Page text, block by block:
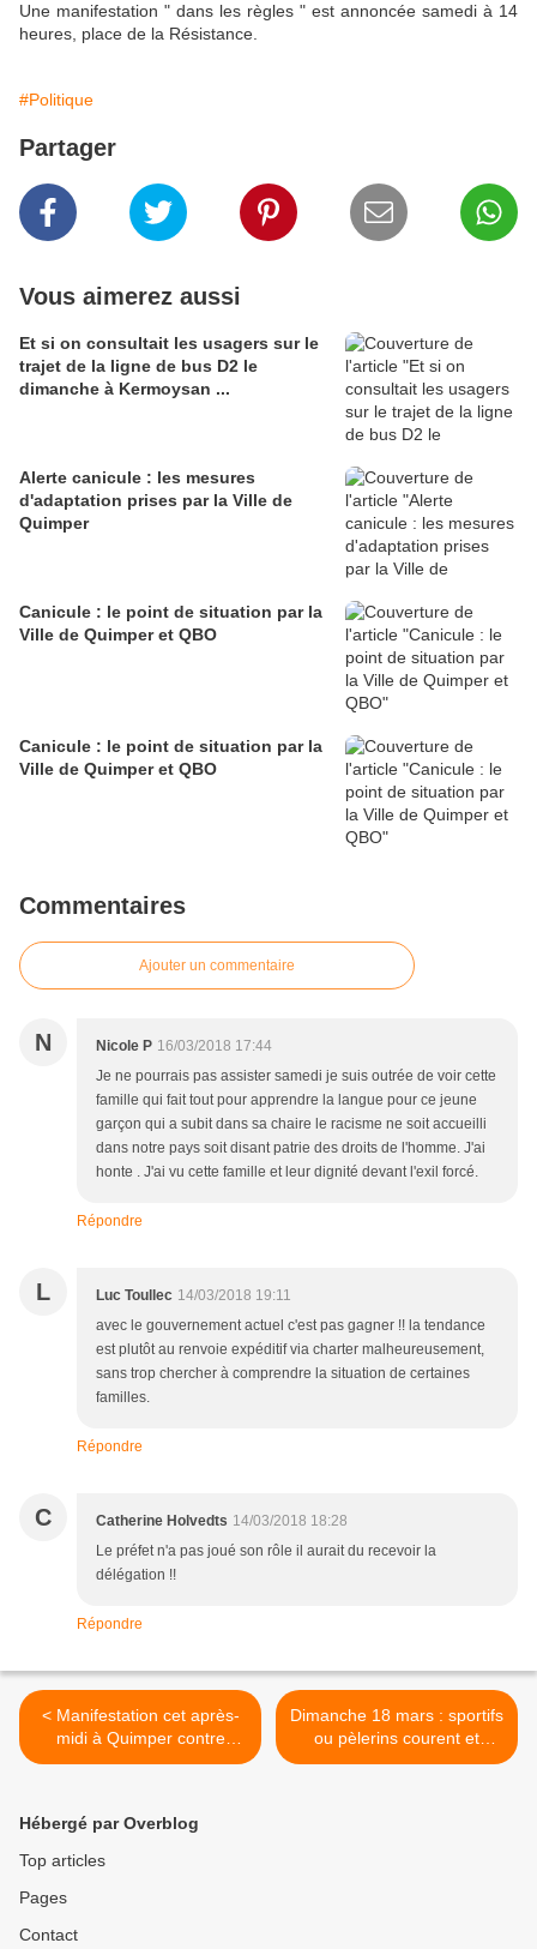
Une manifestation " dans les règles " est annoncée samedi à 14
heures, place de la Résistance.
#Politique
Partager
Vous aimerez aussi
Et si on consultait les usagers sur le
trajet de la ligne de bus D2 le
dimanche à Kermoysan ...
Alerte canicule : les mesures
d'adaptation prises par la Ville de
Quimper
Canicule : le point de situation par la
Ville de Quimper et QBO
Canicule : le point de situation par la
Ville de Quimper et QBO
Commentaires
Ajouter un commentaire
N Nicole P 16/03/2018 17:44
Je ne pourrais pas assister samedi je suis outrée de voir cette
famille qui fait tout pour apprendre la langue pour ce jeune
garçon qui a subit dans sa chaire le racisme ne soit accueilli
dans notre pays soit disant patrie des droits de l'homme. J'ai
honte . J'ai vu cette famille et leur dignité devant l'exil forcé.
Répondre
L Luc Toullec 14/03/2018 19:11
avec le gouvernement actuel c'est pas gagner !! la tendance
est plutôt au renvoie expéditif via charter malheureusement,
sans trop chercher à comprendre la situation de certaines
familles.
Répondre
C Catherine Holvedts 14/03/2018 18:28
Le préfet n'a pas joué son rôle il aurait du recevoir la
délégation !!
Répondre
< Manifestation cet après-
midi à Quimper contre
l'expulsion du jeune Razmik
Dimanche 18 mars : sportifs
ou pèlerins courent et
marchent vers Saint-
Hébergé par Overblog
Top articles
Pages
Contact